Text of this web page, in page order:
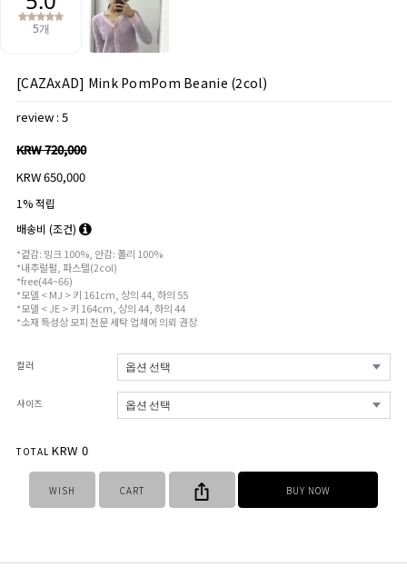
[CAZAxAD] Mink PomPom Beanie (2col)
review : 5
KRW 720,000
KRW 650,000
1% 적립
배송비 (조건)
*겉감: 밍크 100%, 안감: 폴리 100%
*내추럴펄, 파스텔(2col)
*free(44~66)
*모델 < MJ > 키 161cm, 상의 44, 하의 55
*모델 < JE > 키 164cm, 상의 44, 하의 44
*소재 특성상 모피 전문 세탁 업체에 의뢰 권장
컬러
사이즈
TOTAL KRW 0
WISH CART BUY NOW